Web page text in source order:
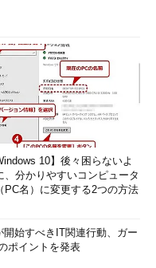
10】後々困らないよ
、分かりやすいコンピュータ
PC名）に変更する2つの方法
始すべきIT関連行動、ガー
ポイントを発表